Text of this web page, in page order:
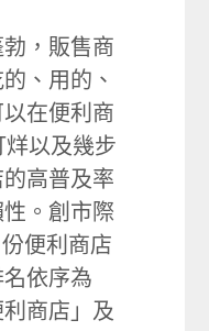
，販售商
、用的、
在便利商
以及幾步
高普及率
。創市際
便利商店
依序為
利商店」及